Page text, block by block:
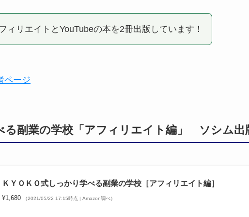
ィリエイトとYouTubeの本を2冊出版しています！
ページ
る副業の学校「アフィリエイト編」 ソシム出
ＫＹＯＫＯ式しっかり学べる副業の学校［アフィリエイト編］
¥1,680 （2021/05/22 17:15時点 | Amazon調べ）